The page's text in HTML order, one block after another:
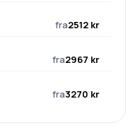
fra2512 kr
fra2967 kr
fra3270 kr